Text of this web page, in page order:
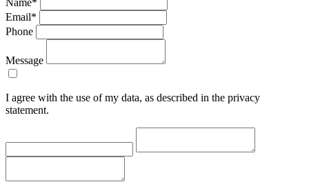
Email*
Phone
Message
I agree with the use of my data, as described in the privacy
statement.